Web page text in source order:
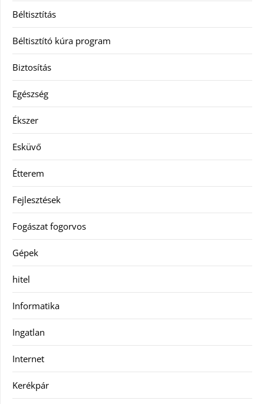
Béltisztítás
Béltisztító kúra program
Biztosítás
Egészség
Ékszer
Esküvő
Étterem
Fejlesztések
Fogászat fogorvos
Gépek
hitel
Informatika
Ingatlan
Internet
Kerékpár